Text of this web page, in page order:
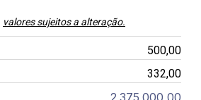
valores sujeitos a alteração.
500,00
332,00
2.375.000,00